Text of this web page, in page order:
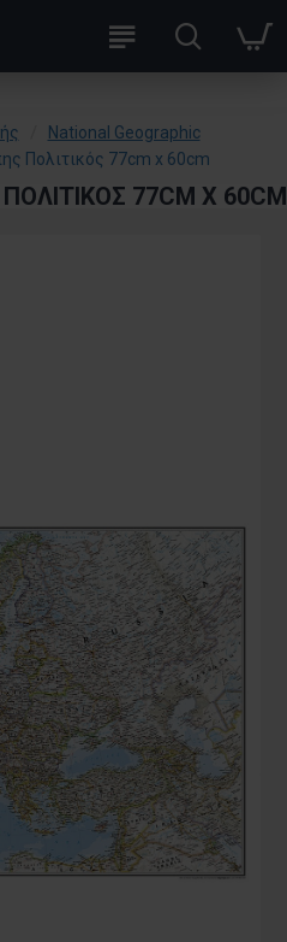
National Geographic
Πολιτικός 77cm x 60cm
77CM X 60CM